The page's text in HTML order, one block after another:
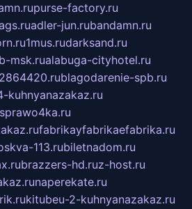
purse-factory.ru
adler-jun.rubandamn.ru
1mus.rudarksand.ru
msk.rualabuga-cityhotel.ru
2864420.rublagodarenie-spb.ru
kuhnyanazakaz.ru
fabrikayfabrikaefabrika.ru
113.rubiletnadom.ru
brazzers-hd.ruz-host.ru
naperekate.ru
kitubeu-2-kuhnyanazakaz.ru